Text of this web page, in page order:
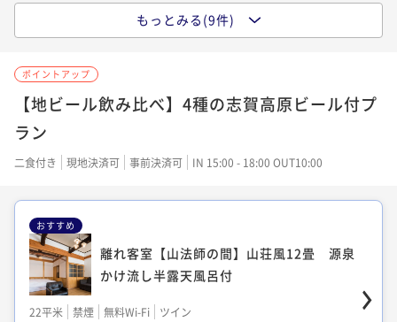
【竹の間】和室7畳 源泉かけ流し半露天
16平米 禁煙
ポイント即利用で最大7％OFF
畳 源泉かけ流し半露天風呂付
30平米 禁煙 無料Wi-Fi
和室
ポイント即利用で
30平米 禁煙 無料Wi-Fi
和室
2名 ¥ 42,222 ~
【杉の間】和室10畳+8畳
30平米 禁煙
もっとみる(9件)
ポイントアップ
【地ビール飲み比べ】4種の志賀高原ビール付プ
ラン
二食付き 現地決済可 事前決済可 IN 15:00 - 18:00 OUT10:00
おすすめ
離れ客室【山法師の間】山荘風12畳 源泉
かけ流し半露天風呂付
22平米 禁煙 無料Wi-Fi
ツイン